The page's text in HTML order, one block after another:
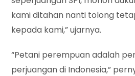
kami ditahan nanti tolong
kepada kami,” ujarnya.
“Petani perempuan adalah
perjuangan di Indonesia,”